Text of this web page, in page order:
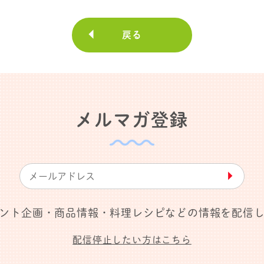
戻る
メルマガ登録
▶︎
ト企画・商品情報・料理レシピなどの情報を配信
配信停止したい方はこちら